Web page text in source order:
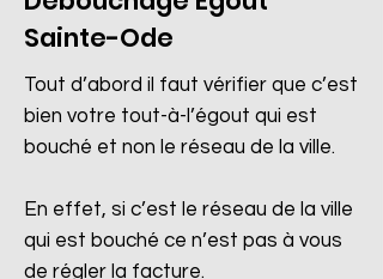
Sainte-Ode
Tout d’abord il faut vérifier que c’est
bien votre tout-à-l’égout qui est
bouché et non le réseau de la ville.
En effet, si c’est le réseau de la ville
qui est bouché ce n’est pas à vous
de régler la facture.